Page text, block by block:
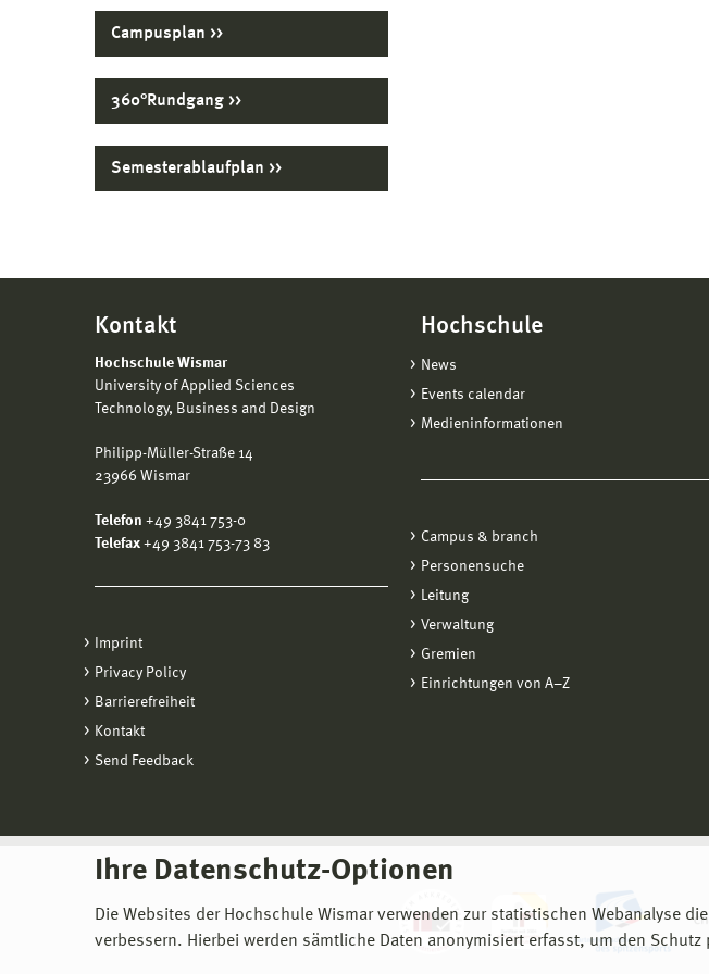
Campusplan
360°Rundgang
Semesterablaufplan
Ihre Datenschutz-Optionen
Die Websites der Hochschule Wismar verwenden zur statistischen Webanalyse
verbessern. Hierbei werden sämtliche Daten anonymisiert erfasst, um den Schutz
Kontakt
Hochschule Wismar
University of Applied Sciences
Technology, Business and Design
Philipp-Müller-Straße 14
23966 Wismar
Telefon +49 3841 753-0
Telefax +49 3841 753-73 83
Imprint
Privacy Policy
Barrierefreiheit
Kontakt
Send Feedback
Hochschule
News
Events calendar
Medieninformationen
Campus & branch
Personensuche
Leitung
Verwaltung
Gremien
Einrichtungen von A−Z